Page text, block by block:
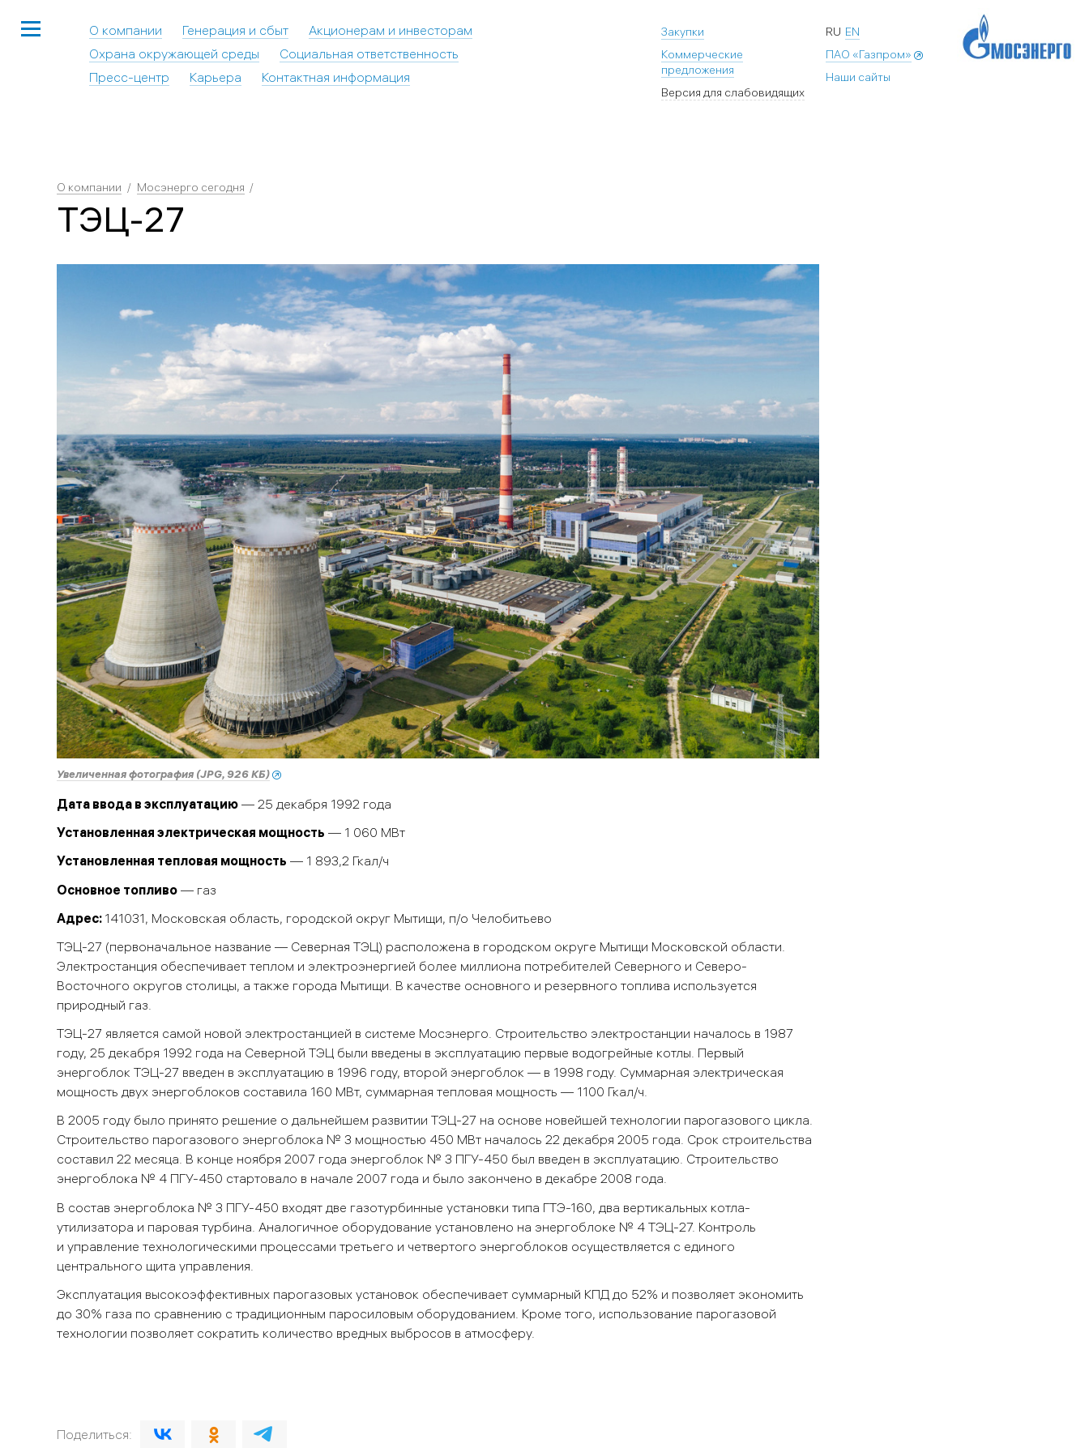
О компании Генерация и сбыт
Акционерам и инвесторам
Охрана окружающей среды
Социальная ответственность
Пресс-центр
Карьера Контактная информация
RU EN
ПАО «Газпром»
Наши сайты
Закупки
Коммерческие
предложения
Версия для слабовидящих
О компании Мосэнерго сегодня
ТЭЦ-27
Увеличенная фотография (JPG, 926 КБ)
Дата ввода в эксплуатацию — 25 декабря 1992 года
Установленная электрическая мощность — 1 060 МВт
Установленная тепловая мощность — 1 893,2 Гкал/ч
Основное топливо — газ
Адрес: 141031, Московская область, городской округ Мытищи, п/о Челобитьево
ТЭЦ-27 (первоначальное название — Северная ТЭЦ) расположена в городском округе Мытищи Московской области.
Электростанция обеспечивает теплом и электроэнергией более миллиона потребителей Северного и Северо-
Восточного округов столицы, а также города Мытищи. В качестве основного и резервного топлива используется
природный газ.
ТЭЦ-27 является самой новой электростанцией в системе Мосэнерго. Строительство электростанции началось в 1987
году, 25 декабря 1992 года на Северной ТЭЦ были введены в эксплуатацию первые водогрейные котлы. Первый
энергоблок ТЭЦ-27 введен в эксплуатацию в 1996 году, второй энергоблок — в 1998 году. Суммарная электрическая
мощность двух энергоблоков составила 160 МВт, суммарная тепловая мощность — 1100 Гкал/ч.
В 2005 году было принято решение о дальнейшем развитии ТЭЦ-27 на основе новейшей технологии парогазового цикла.
Строительство парогазового энергоблока № 3 мощностью 450 МВт началось 22 декабря 2005 года. Срок строительства
составил 22 месяца. В конце ноября 2007 года энергоблок № 3 ПГУ-450 был введен в эксплуатацию. Строительство
энергоблока № 4 ПГУ-450 стартовало в начале 2007 года и было закончено в декабре 2008 года.
В состав энергоблока № 3 ПГУ-450 входят две газотурбинные установки типа ГТЭ-160, два вертикальных котла-
утилизатора и паровая турбина. Аналогичное оборудование установлено на энергоблоке № 4 ТЭЦ-27. Контроль
и управление технологическими процессами третьего и четвертого энергоблоков осуществляется с единого
центрального щита управления.
Эксплуатация высокоэффективных парогазовых установок обеспечивает суммарный КПД до 52% и позволяет экономить
до 30% газа по сравнению с традиционным паросиловым оборудованием. Кроме того, использование парогазовой
технологии позволяет сократить количество вредных выбросов в атмосферу.
Поделиться: